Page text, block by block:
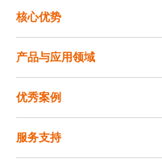
核心优势
产品与应用领域
优秀案例
服务支持